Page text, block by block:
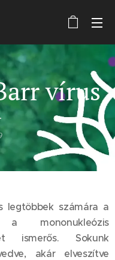
vírus
legtöbbek számára a
a mononukleózis
ismerős. Sokunk
akár elveszítve